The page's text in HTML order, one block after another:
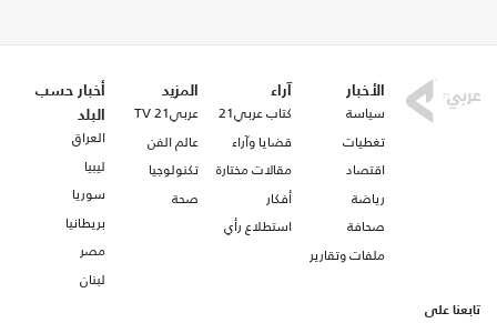
الأخبار
سياسة
تغطيات
اقتصاد
رياضة
صحافة
ملفات وتقارير
آراء
كتاب عربي21
قضايا وآراء
مقالات مختارة
أفكار
استطلاع رأي
المزيد
عربي21 TV
عالم الفن
تكنولوجيا
صحة
أخبار حسب
البلد
العراق
ليبيا
سوريا
بريطانيا
مصر
لبنان
تابعنا على